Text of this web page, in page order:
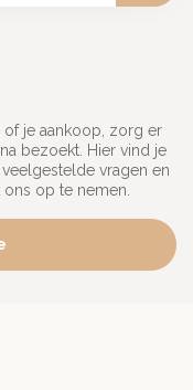
je aankoop, zorg er
bezoekt. Hier vind je
vragen en
op te nemen.